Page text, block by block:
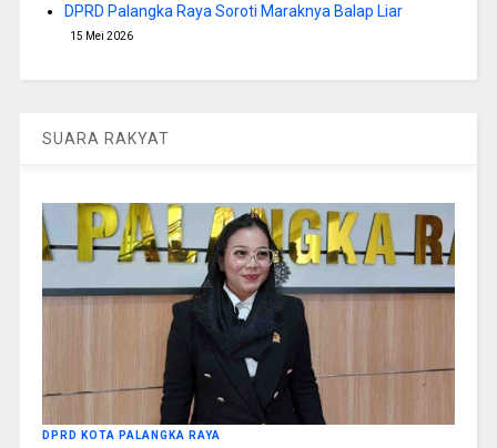
DPRD Palangka Raya Soroti Maraknya Balap Liar
15 Mei 2026
SUARA RAKYAT
DPRD KOTA PALANGKA RAYA